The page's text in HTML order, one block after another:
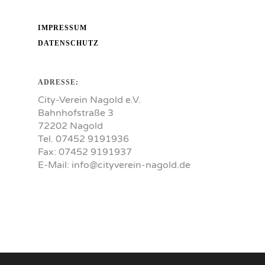
IMPRESSUM
DATENSCHUTZ
ADRESSE:
City-Verein Nagold e.V.
Bahnhofstraße 3
72202 Nagold
Tel. 07452 9191936
Fax: 07452 9191937
E-Mail: info@cityverein-nagold.de